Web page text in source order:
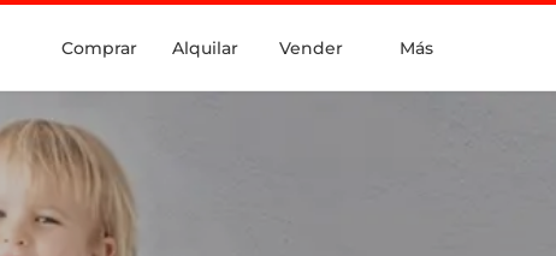
Comprar Alquilar Vender Más